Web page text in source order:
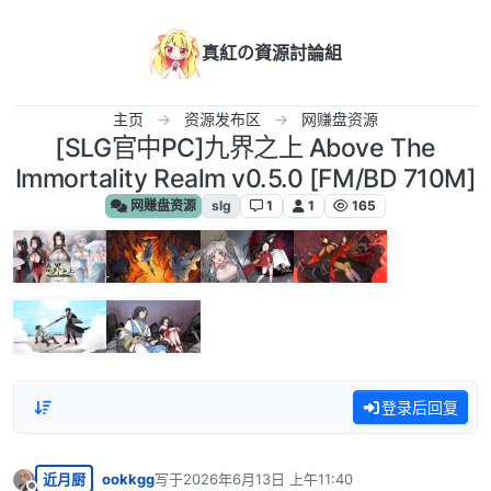
真紅の資源討論組
主页 资源发布区 网赚盘资源
[SLG官中PC]九界之上 Above The
Immortality Realm v0.5.0 [FM/BD 710M]
网赚盘资源 slg 1 1 165
登录后回复
近月厨 ookkgg写于2026年6月13日 上午11:40